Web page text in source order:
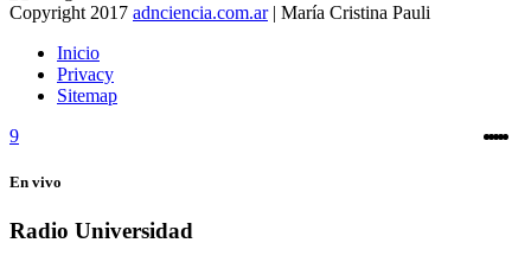
Copyright 2017 adnciencia.com.ar| María Cristina Pauli
Inicio
Privacy
Sitemap
En vivo
Radio Universidad